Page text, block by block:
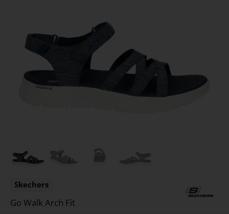
Skechers
Go Walk Arch Fit